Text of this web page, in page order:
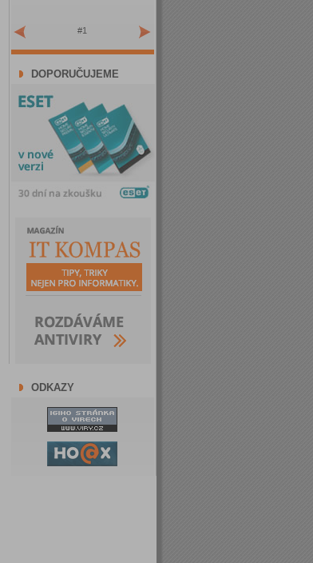
#1
DOPORUČUJEME
ODKAZY